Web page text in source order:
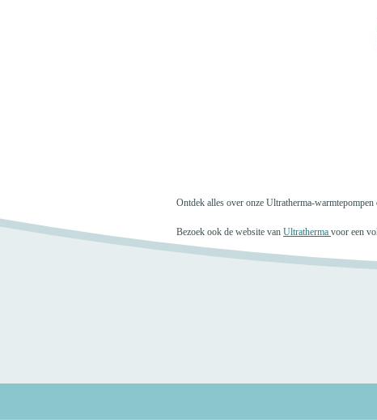
Ontdek alles over onze Ultratherma-warmtepompen
Bezoek ook de website van Ultratherma voor een